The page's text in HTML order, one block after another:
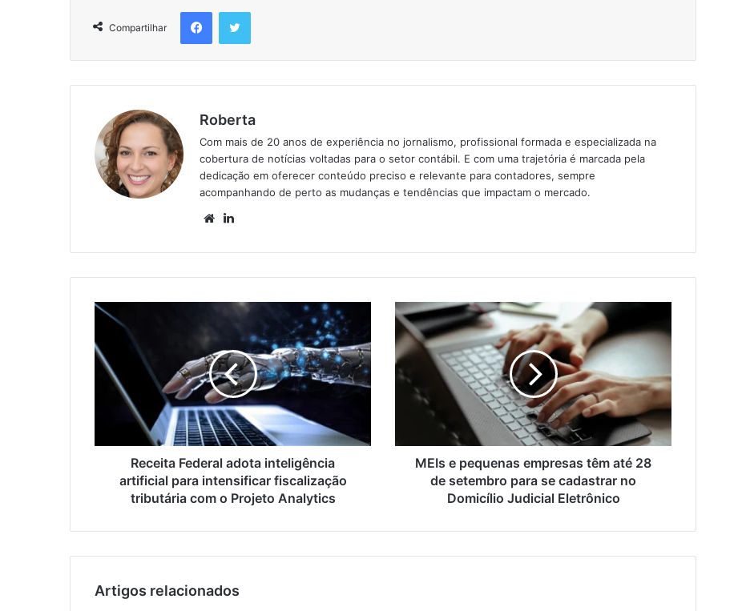
Compartilhar
Roberta
Com mais de 20 anos de experiência no jornalismo, profissional formada e especializada na
cobertura de notícias voltadas para o setor contábil. E com uma trajetória é marcada pela
dedicação em oferecer conteúdo preciso e relevante para contadores, sempre
acompanhando de perto as mudanças e tendências que impactam o mercado.
Receita Federal adota inteligência
artificial para intensificar fiscalização
tributária com o Projeto Analytics
MEIs e pequenas empresas têm até 28
de setembro para se cadastrar no
Domicílio Judicial Eletrônico
Artigos relacionados